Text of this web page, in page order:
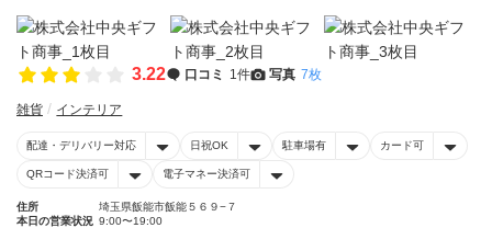
3.22 口コミ 1件 写真 7枚
雑貨 インテリア
配達・デリバリー対応 日祝OK 駐車場有 カード可
QRコード決済可 電子マネー決済可
住所
埼玉県飯能市飯能５６９−７
本日の営業状況 9:00〜19:00